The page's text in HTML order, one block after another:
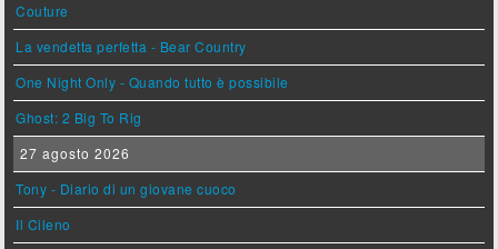
Couture
La vendetta perfetta - Bear Country
One Night Only - Quando tutto è possibile
Ghost: 2 Big To Rig
27 agosto 2026
Tony - Diario di un giovane cuoco
Il Cileno